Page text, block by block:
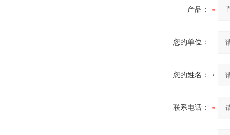
产品：
您的单位：
您的姓名：
联系电话：